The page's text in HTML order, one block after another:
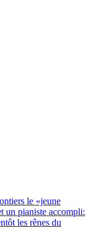
le «jeune
un pianiste accompli:
les rênes du